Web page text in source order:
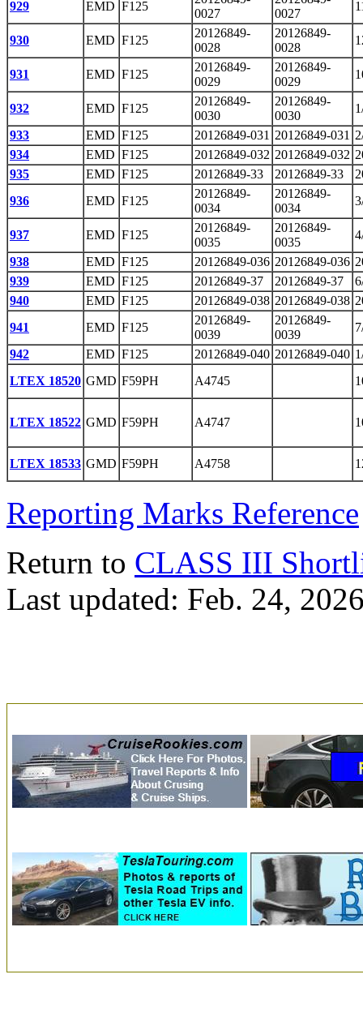
929 EMD F125
0027
0027
930 EMD F125
20126849-
0028
20126849-
0028
931 EMD F125
20126849-
0029
20126849-
0029
932 EMD F125
20126849-
0030
20126849-
0030
933
EMD F125 20126849-031 20126849-031
934
EMD F125 20126849-032 20126849-032
935
EMD F125 20126849-33 20126849-33
936
EMD F125
20126849-
0034
20126849-
0034
937 EMD F125
20126849-
0035
20126849-
0035
938
EMD F125 20126849-036 20126849-036
939
EMD F125 20126849-37 20126849-37
940
EMD F125 20126849-038 20126849-038
941
EMD F125
20126849-
0039
20126849-
0039
942
EMD F125 20126849-040 20126849-040
LTEX 18520 GMD F59PH A4745
LTEX 18522 GMD F59PH A4747
LTEX 18533 GMD F59PH A4758
Reporting Marks Reference
Return to CLASS III
Last updated: Feb. 24,